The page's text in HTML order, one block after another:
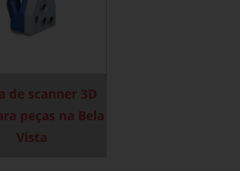
de scanner 3D
peças na Bela
Vista